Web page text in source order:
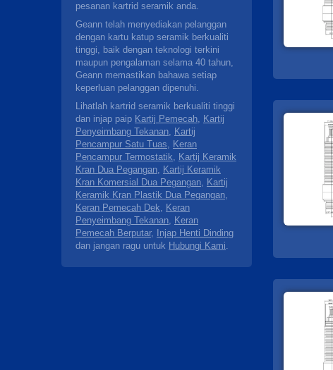
pesanan kartrid seramik anda.
Geann telah menyediakan pelanggan
dengan kartu katup seramik berkualiti
tinggi, baik dengan teknologi terkini
maupun pengalaman selama 40 tahun,
Geann memastikan bahawa setiap
keperluan pelanggan dipenuhi.
Lihatlah kartrid seramik berkualiti tinggi
dan injap paip Kartij Pemecah, Kartij
Penyeimbang Tekanan, Kartij
Pencampur Satu Tuas, Keran
Pencampur Termostatik, Kartij Keramik
Kran Dua Pegangan, Kartij Keramik
Kran Komersial Dua Pegangan, Kartij
Keramik Kran Plastik Dua Pegangan,
Keran Pemecah Dek, Keran
Penyeimbang Tekanan, Keran
Pemecah Berputar,
Injap Henti Dinding
dan jangan ragu untuk Hubungi Kami.